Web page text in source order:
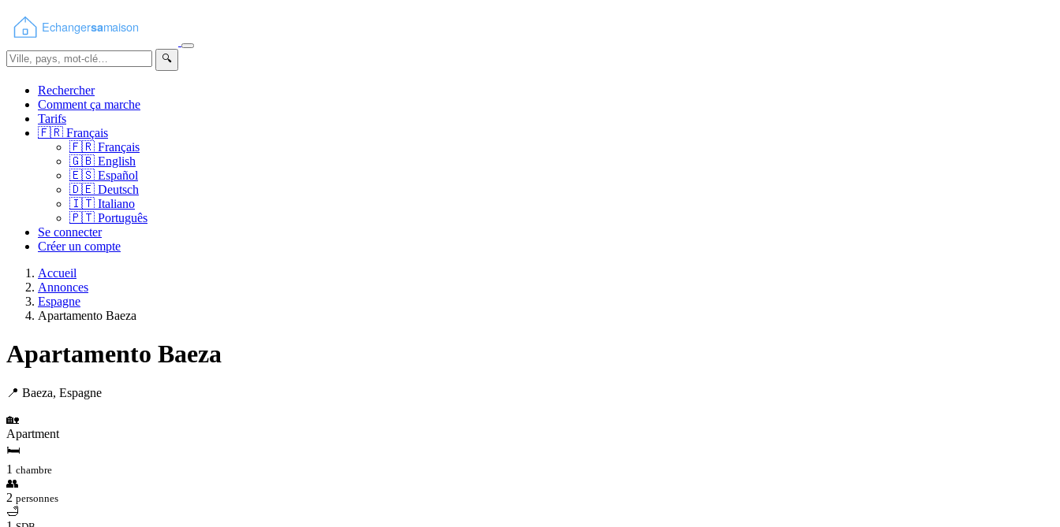
🔍
Rechercher
Comment ça marche
Tarifs
🇫🇷 Français
🇫🇷 Français
🇬🇧 English
🇪🇸 Español
🇩🇪 Deutsch
🇮🇹 Italiano
🇵🇹 Português
Se connecter
Créer un compte
Accueil
Annonces
Espagne
Apartamento Baeza
Apartamento Baeza
📍 Baeza, Espagne
🏡
Apartment
🛏
1 chambre
👥
2 personnes
🛁